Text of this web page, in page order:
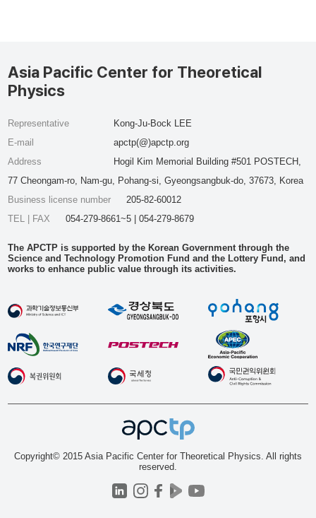
Asia Pacific Center for Theoretical
Physics
Representative
Kong-Ju-Bock LEE
E-mail
apctp(@)apctp.org
Address
Hogil Kim Memorial Building #501 POSTECH,
77 Cheongam-ro, Nam-gu, Pohang-si, Gyeongsangbuk-do, 37673, Korea
Business license number
205-82-60012
TEL | FAX
054-279-8661~5 | 054-279-8679
The APCTP is supported by the Korean Government through the
Science and Technology Promotion Fund and the Lottery Fund, and
works to enhance public value through its activities.
Copyright© 2015 Asia Pacific Center for Theoretical Physics. All rights
reserved.